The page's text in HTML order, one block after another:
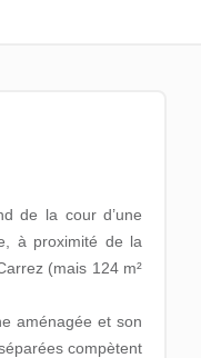
de la cour d’une
à proximité de la
(mais 124 m²
aménagée et son
compètent